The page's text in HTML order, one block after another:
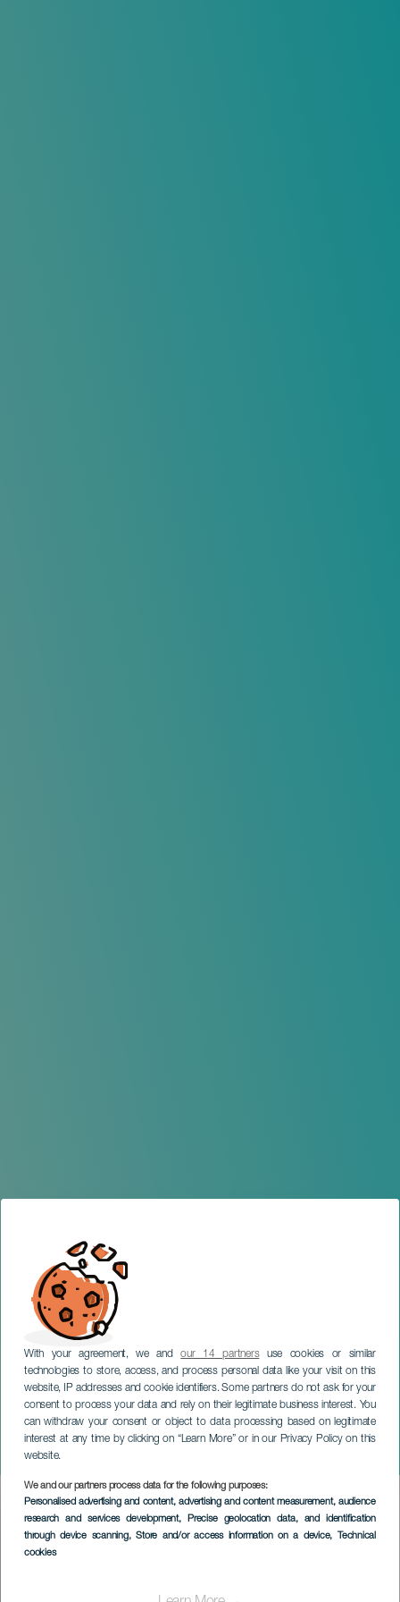
With your agreement, we andour 14 partnersuse cookies or similar
technologies to store, access, and process personal data like your visit on this
website, IP addresses and cookie identifiers. Some partners do not ask for your
consent to process your data and rely on their legitimate business interest. You
can withdraw your consent or object to data processing based on legitimate
interest at any time by clicking on “Learn More” or in our Privacy Policy on this
website.
We and our partners process data for the following purposes:
Personalised advertising and content, advertising and content measurement, audience
research and services development, Precise geolocation data, and identification
through device scanning, Store and/or access information on a device, Technical
cookies
Exposición temporal: We
love you too
TENERIFE
Imagen
Listado